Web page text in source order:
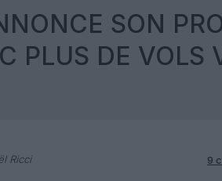
SON
PLUS DE VOLS
Ricci 9